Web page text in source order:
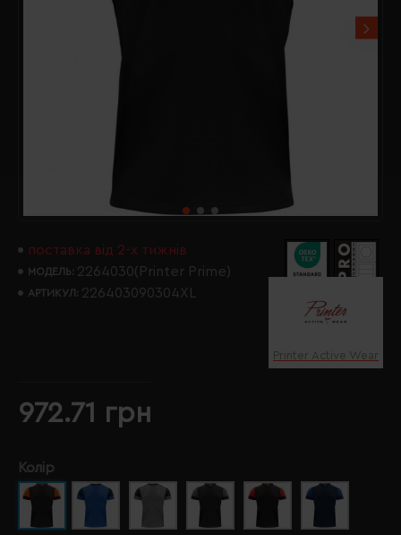
поставка від 2-х тижнів
МОДЕЛЬ: 2264030(Printer Prime)
АРТИКУЛ: 226403090304XL
Printer Active Wear
972.71 грн
Колір